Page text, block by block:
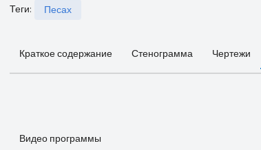
Теги: Песах
Краткое содержание Стенограмма Чертежи
Видео программы